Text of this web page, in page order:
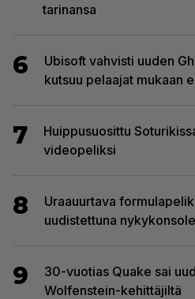
tarinansa
6
Ubisoft vahvisti uuden
kutsuu pelaajat mukaan
7
Huippusuosittu
videopeliksi
8
Uraauurtava
uudistettuna
9
30-vuotias Quake sai
Wolfenstein-kehittäjiltä